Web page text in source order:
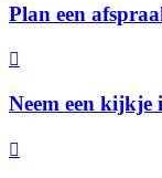
Plan een
Neem een kijkje